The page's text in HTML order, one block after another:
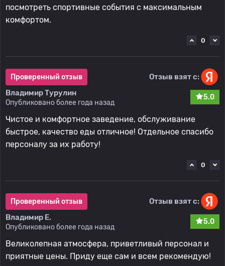
посмотреть спортивные события с максимальным
комфортом.
0
Проверенный отзыв
Отзыв взят с:
Владимир Турулин
Опубликовано более года назад
5.0
Чистое и комфортное заведение, обслуживание
быстрое, качество еды отличное! Отдельное спасибо
персоналу за их работу!
0
Проверенный отзыв
Отзыв взят с:
Владимир Е.
Опубликовано более года назад
5.0
Великолепная атмосфера, приветливый персонал и
приятные цены. Приду еще сам и всем рекомендую!